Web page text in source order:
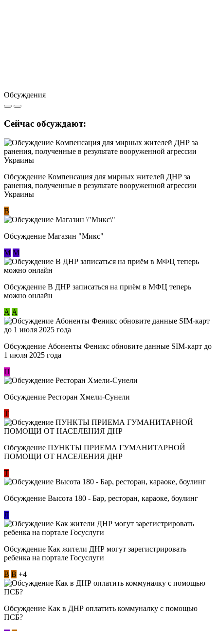
Обсуждения
Сейчас обсуждают:
Обсуждение Компенсация для мирных жителей ДНР за
ранения, полученные в результате вооруженной агрессии
Украины
В
Обсуждение Магазин "Микс"
М М
Обсуждение В ДНР записаться на приём в МФЦ теперь
можно онлайн
А А
Обсуждение Абоненты Феникс обновите данные SIM-карт до
1 июля 2025 года
П
Обсуждение Ресторан Хмели-Сунели
Т
Обсуждение ​ПУНКТЫ ПРИЕМА ГУМАНИТАРНОЙ
ПОМОЩИ ОТ НАСЕЛЕНИЯ ДНР
Т
Обсуждение Высота 180 - Бар, ресторан, караоке, боулинг
Л
Обсуждение Как жители ДНР могут зарегистрировать
ребенка на портале Госуслуги
В В +4
Обсуждение Как в ДНР оплатить коммуналку с помощью
ПСБ?